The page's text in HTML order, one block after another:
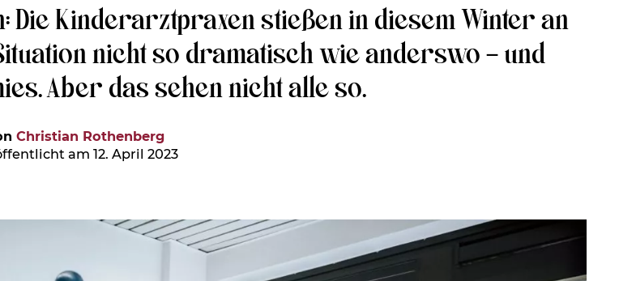
Die Kinderarztpraxen stießen in diesem Winter an
nicht so dramatisch wie anderswo – und
Aber das sehen nicht alle so.
Christian Rothenberg
am 12. April 2023